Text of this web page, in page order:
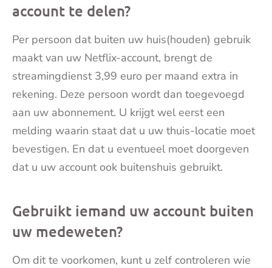
account te delen?
Per persoon dat buiten uw huis(houden) gebruik
maakt van uw Netflix-account, brengt de
streamingdienst 3,99 euro per maand extra in
rekening. Deze persoon wordt dan toegevoegd
aan uw abonnement. U krijgt wel eerst een
melding waarin staat dat u uw thuis-locatie moet
bevestigen. En dat u eventueel moet doorgeven
dat u uw account ook buitenshuis gebruikt.
Gebruikt iemand uw account buiten
uw medeweten?
Om dit te voorkomen, kunt u zelf controleren wie